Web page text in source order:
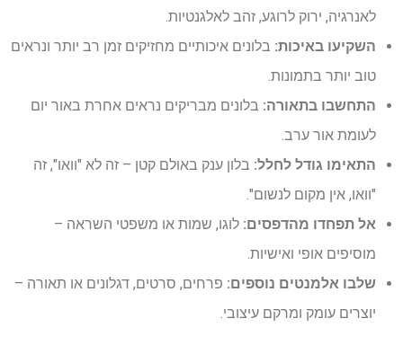
לאנרגיה, ירוק לרוגע, זהב לאלגנטיות.
השקיעו באיכות: בלונים איכותיים מחזיקים זמן רב יותר ונראים
טוב יותר בתמונות.
התחשבו בתאורה: בלונים מבריקים נראים אחרת באור יום
לעומת אור ערב.
התאימו גודל לחלל: בלון ענק באולם קטן – זה לא "וואו", זה
"וואו, אין מקום לנשום".
אל תפחדו מהדפסים: לוגו, שמות או משפטי השראה –
מוסיפים אופי ואישיות.
שלבו אלמנטים נוספים: פרחים, סרטים, דגלונים או תאורה –
יוצרים עומק ומרקם עיצובי.